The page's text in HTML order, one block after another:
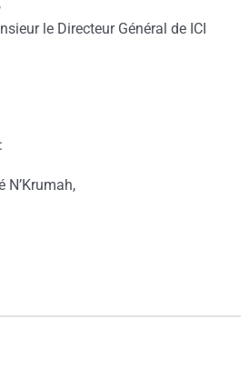
le Directeur Général de ICI
N’Krumah,